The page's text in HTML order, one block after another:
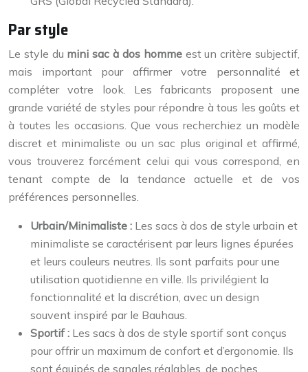
Par style
Le style du mini sac à dos homme est un critère subjectif,
mais important pour affirmer votre personnalité et
compléter votre look. Les fabricants proposent une
grande variété de styles pour répondre à tous les goûts et
à toutes les occasions. Que vous recherchiez un modèle
discret et minimaliste ou un sac plus original et affirmé,
vous trouverez forcément celui qui vous correspond, en
tenant compte de la tendance actuelle et de vos
préférences personnelles.
Urbain/Minimaliste : Les sacs à dos de style urbain et
minimaliste se caractérisent par leurs lignes épurées
et leurs couleurs neutres. Ils sont parfaits pour une
utilisation quotidienne en ville. Ils privilégient la
fonctionnalité et la discrétion, avec un design
souvent inspiré par le Bauhaus.
Sportif : Les sacs à dos de style sportif sont conçus
pour offrir un maximum de confort et d’ergonomie. Ils
sont équipés de sangles réglables, de poches